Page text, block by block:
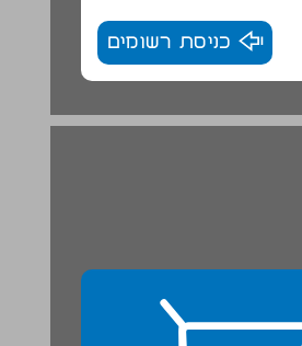
כניסת רשומים